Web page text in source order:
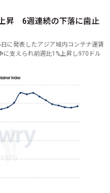
昇 6週連続の下落に歯止
に発表したアジア域内コンテナ運賃
に支えられ前週比1%上昇し970ドル